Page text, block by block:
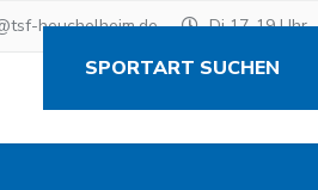
heuchelheim.de Di 17-19 Uhr
SPORTART SUCHEN